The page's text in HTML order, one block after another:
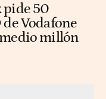
pide 50
Vodafone
millón